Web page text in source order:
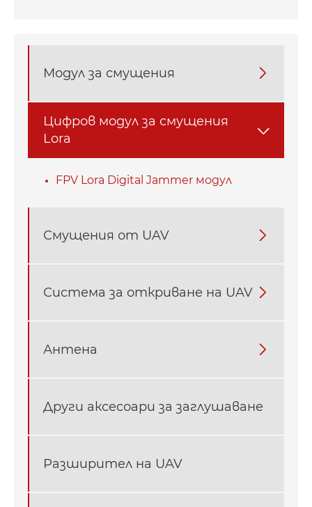
Модул за смущения 
Цифров модул за смущения
Lora

FPV Lora Digital Jammer модул
Смущения от UAV 
Система за откриване на UAV 
Антена 
Други аксесоари за заглушаване
Разширител на UAV